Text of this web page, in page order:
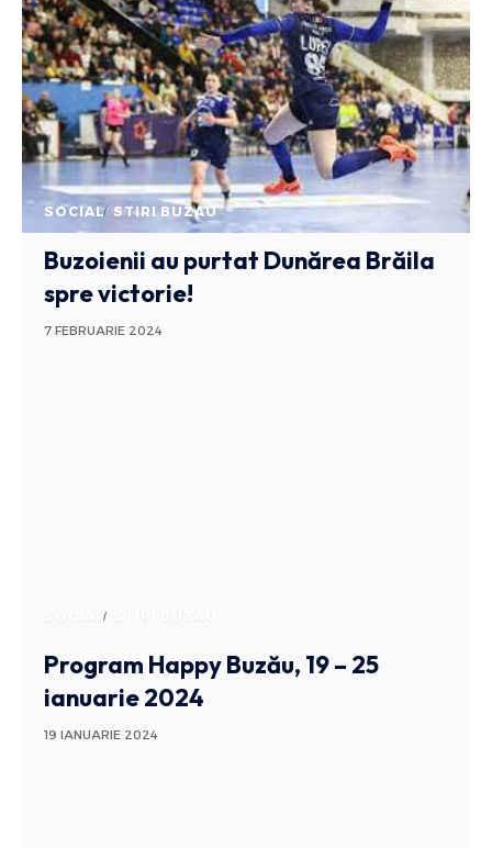
SOCIAL STIRI BUZAU
Buzoienii au purtat Dunărea Brăila
spre victorie!
7 FEBRUARIE 2024
SOCIAL
Program Happy Buzău, 19 – 25
ianuarie 2024
19 IANUARIE 2024